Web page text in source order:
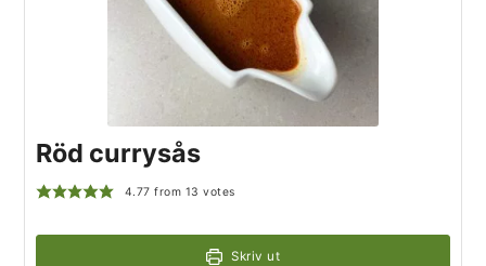
Röd currysås
4.77 from 13 votes
Skriv ut